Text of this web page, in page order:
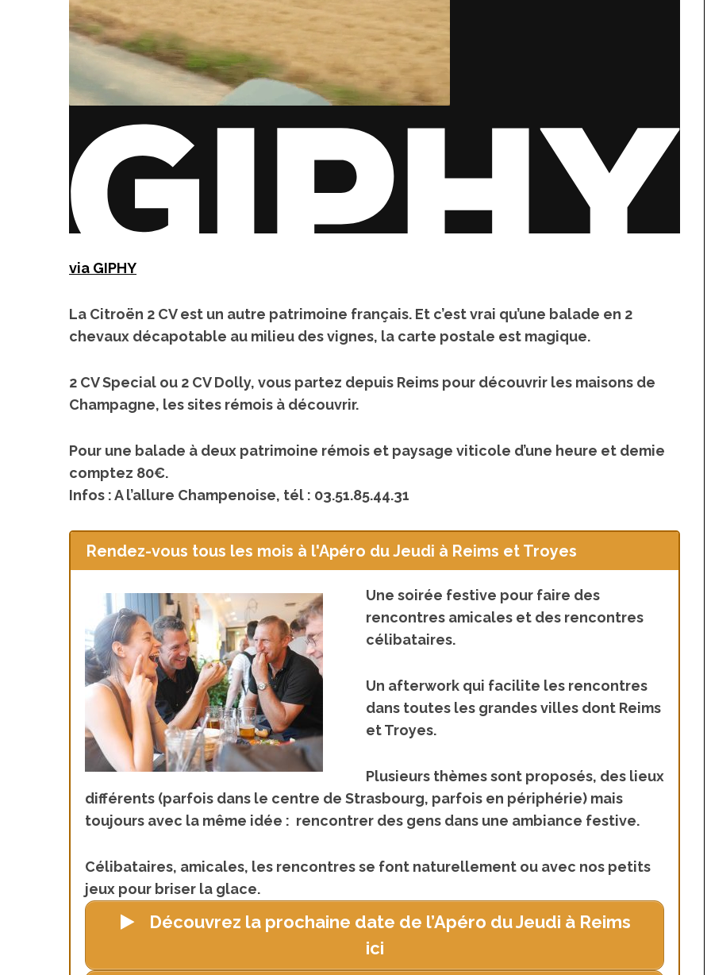
via GIPHY
La Citroën 2 CV est un autre patrimoine français. Et c’est vrai qu’une balade en 2
chevaux décapotable au milieu des vignes, la carte postale est magique.
2 CV Special ou 2 CV Dolly, vous partez depuis Reims pour découvrir les maisons de
Champagne, les sites rémois à découvrir.
Pour une balade à deux patrimoine rémois et paysage viticole d’une heure et demie
comptez 80€.
Infos : A l’allure Champenoise, tél : 03.51.85.44.31
Rendez-vous tous les mois à l'Apéro du Jeudi à Reims et Troyes
Une soirée festive pour faire des
rencontres amicales et des rencontres
célibataires.
Un afterwork qui facilite les rencontres
dans toutes les grandes villes dont Reims
et Troyes.
Plusieurs thèmes sont proposés, des lieux
différents (parfois dans le centre de Strasbourg, parfois en périphérie) mais
toujours avec la même idée : rencontrer des gens dans une ambiance festive.
Célibataires, amicales, les rencontres se font naturellement ou avec nos petits
jeux pour briser la glace.
Découvrez la prochaine date de l’Apéro du Jeudi à Reims
ici